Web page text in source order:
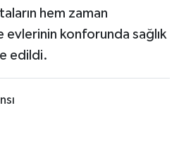
hem zaman
konforunda sağlık
edildi.